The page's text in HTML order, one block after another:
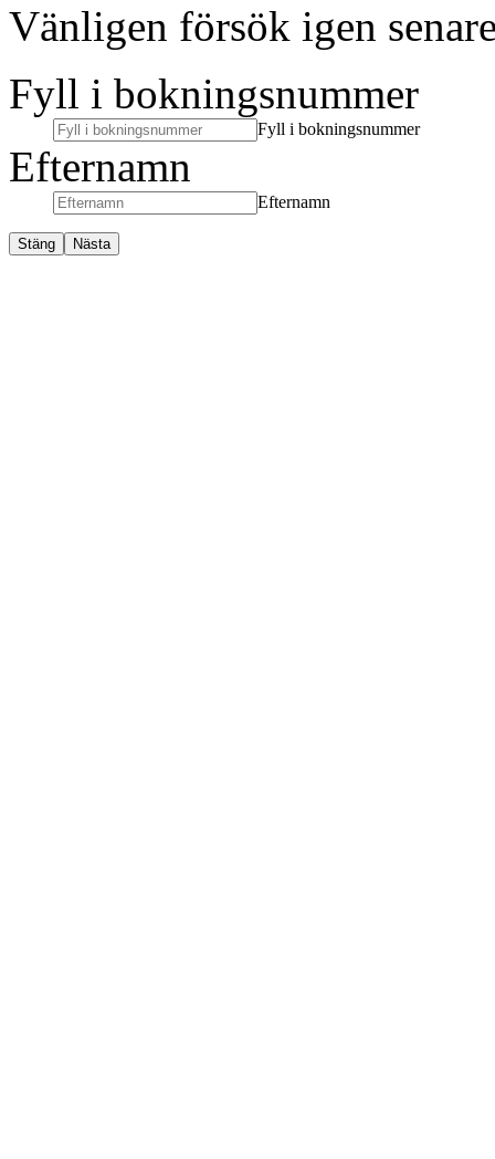
Vänligen försök igen
Fyll i bokningsnummer
Fyll i bokningsnummer
Efternamn
Efternamn
Stäng Nästa